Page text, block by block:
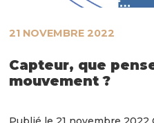
Capteur, que
mouvement ?
21 NOVEMBRE 2022